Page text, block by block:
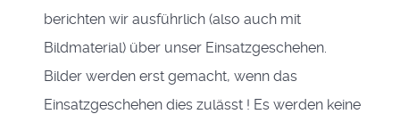
berichten wir ausführlich (also auch mit
Bildmaterial) über unser Einsatzgeschehen.
Bilder werden erst gemacht, wenn das
Einsatzgeschehen dies zulässt ! Es werden keine